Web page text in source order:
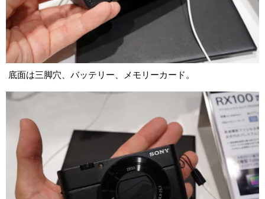
底面は三脚穴、バッテリー、メモリーカード。